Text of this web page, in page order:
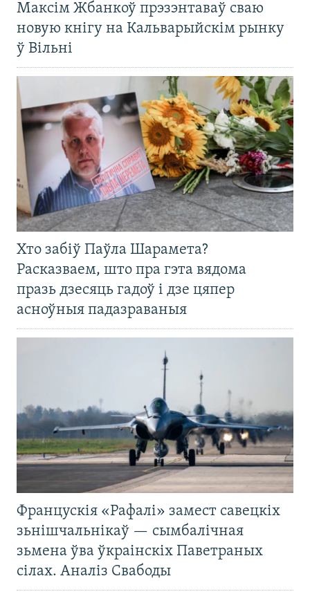
Максім Жбанкоў прэзэнтаваў сваю
новую кнігу на Кальварыйскім рынку
ў Вільні
Хто забіў Паўла Шарамета?
Расказваем, што пра гэта вядома
празь дзесяць гадоў і дзе цяпер
асноўныя падазраваныя
Францускія «Рафалі» замест савецкіх
зьнішчальнікаў — сымбалічная
зьмена ўва ўкраінскіх Паветраных
сілах. Аналіз Свабоды